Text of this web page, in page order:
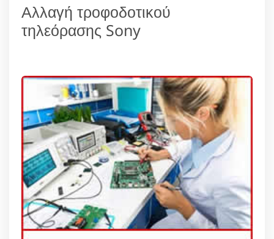
Αλλαγή τροφοδοτικού
τηλεόρασης Sony